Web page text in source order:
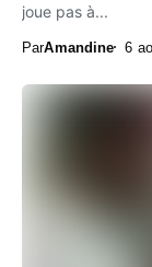
joue pas à...
ParAmandine 6